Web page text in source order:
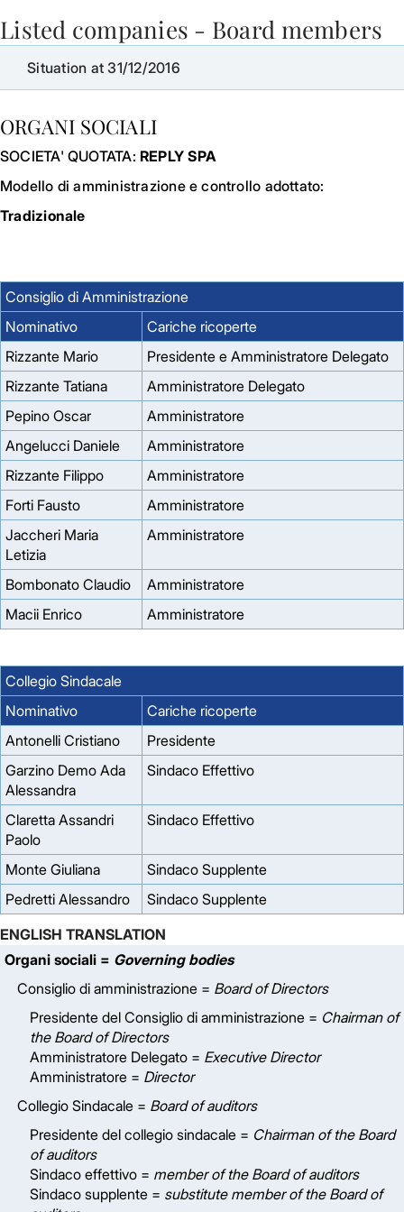
Skip to Main Content
Listed companies - Board members
Situation at 31/12/2016
ORGANI SOCIALI
SOCIETA' QUOTATA: REPLY SPA
Modello di amministrazione e controllo adottato:
Tradizionale
Consiglio di Amministrazione
Nominativo
Cariche ricoperte
Rizzante Mario
Presidente e Amministratore Delegato
Rizzante Tatiana
Amministratore Delegato
Pepino Oscar
Amministratore
Angelucci Daniele
Amministratore
Rizzante Filippo
Amministratore
Forti Fausto
Amministratore
Jaccheri Maria
Letizia
Amministratore
Bombonato Claudio
Amministratore
Macii Enrico
Amministratore
Collegio Sindacale
Nominativo
Cariche ricoperte
Antonelli Cristiano
Presidente
Garzino Demo Ada
Alessandra
Sindaco Effettivo
Claretta Assandri
Paolo
Sindaco Effettivo
Monte Giuliana
Sindaco Supplente
Pedretti Alessandro
Sindaco Supplente
ENGLISH TRANSLATION
Organi sociali = Governing bodies
Consiglio di amministrazione = Board of Directors
Presidente del Consiglio di amministrazione = Chairman of
the Board of Directors
Amministratore Delegato = Executive Director
Amministratore = Director
Collegio Sindacale = Board of auditors
Presidente del collegio sindacale = Chairman of the Board
of auditors
Sindaco effettivo = member of the Board of auditors
Sindaco supplente = substitute member of the Board of